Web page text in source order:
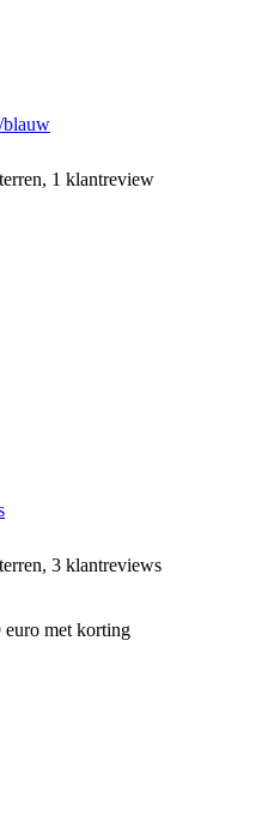
1 klantreview
3 klantreviews
met korting